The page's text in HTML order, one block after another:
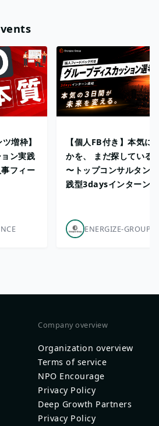
増枠】
ン実践
フィー
【個人FB付き】本気に
かを、 まだ探している
〜トップコンサルタン
践型3daysインターン
ENERGIZE-GROUP
Company overview
Organization overview
Terms of service
NPO Encourage
Privacy Policy
Deep Growth Partners
Privacy Policy